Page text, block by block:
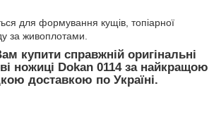
для формування кущів, топіарної
за живоплотами.
купити справжній оригінальні
ножиці Dokan 0114 за найкращою
доставкою по Україні.